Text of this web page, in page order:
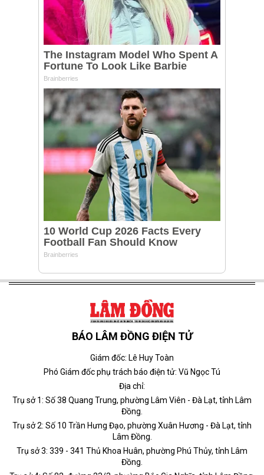
BÁO LÂM ĐỒNG ĐIỆN TỬ
Giám đốc: Lê Huy Toàn
Phó Giám đốc phụ trách báo điện tử: Vũ Ngọc Tú
Địa chỉ:
Trụ sở 1: Số 38 Quang Trung, phường Lâm Viên - Đà Lạt, tỉnh Lâm
Đồng.
Trụ sở 2: Số 10 Trần Hưng Đạo, phường Xuân Hương - Đà Lạt, tỉnh
Lâm Đồng.
Trụ sở 3: 339 - 341 Thủ Khoa Huân, phường Phú Thủy, tỉnh Lâm
Đồng.